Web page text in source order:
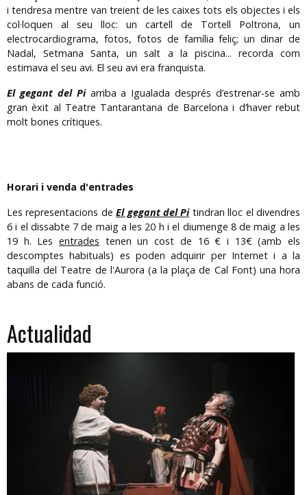
i tendresa mentre van treient de les caixes tots els objectes i els
col·loquen al seu lloc: un cartell de Tortell Poltrona, un
electrocardiograma, fotos, fotos de família feliç; un dinar de
Nadal, Setmana Santa, un salt a la piscina... recorda com
estimava el seu avi. El seu avi era franquista.
El gegant del Pi arriba a Igualada després d’estrenar-se amb
gran èxit al Teatre Tantarantana de Barcelona i d’haver rebut
molt bones crítiques.
Horari i venda d'entrades
Les representacions deEl gegant del Pitindran lloc el divendres
6 i el dissabte 7 de maig a les 20 h i el diumenge 8 de maig a les
19 h. Lesentrades tenen un cost de 16 € i 13€ (amb els
descomptes habituals) es poden adquirir per Internet i a la
taquilla del Teatre de l'Aurora (a la plaça de Cal Font) una hora
abans de cada funció.
Actualidad